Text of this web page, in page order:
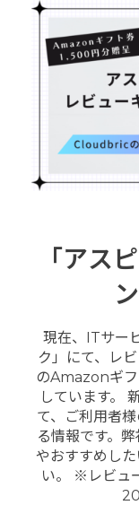
「アス
現在、ITサー
ク」にて、レ
のAmazonギ
しています。
て、ご利用者
る情報です。
やおすすめし
い。 ※レビュ